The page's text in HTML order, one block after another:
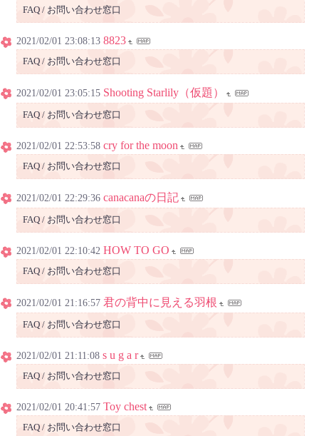
FAQ / お問い合わせ窓口
2021/02/01 23:08:13 8823
FAQ / お問い合わせ窓口
2021/02/01 23:05:15 Shooting Starlily（仮題）
FAQ / お問い合わせ窓口
2021/02/01 22:53:58 cry for the moon
FAQ / お問い合わせ窓口
2021/02/01 22:29:36 canacanaの日記
FAQ / お問い合わせ窓口
2021/02/01 22:10:42 HOW TO GO
FAQ / お問い合わせ窓口
2021/02/01 21:16:57 君の背中に見える羽根
FAQ / お問い合わせ窓口
2021/02/01 21:11:08 s u g a r
FAQ / お問い合わせ窓口
2021/02/01 20:41:57 Toy chest
FAQ / お問い合わせ窓口